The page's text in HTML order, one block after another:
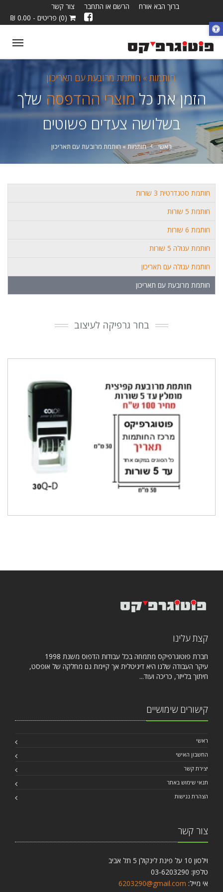
ברוך הבא אורח הרשם או התחבר
צור קשר
(0) פריטים - 0.00 ₪
חותמות » חותמת מרובעת עם תאריכון
הזמן את כלמוצרי ההדפסה שלך
בשלושה צעדים פשוטים
ראשי חותמות »חותמת מרובעת עם תאריכון
חותמת סטנדרטית 3 שורות
חותמת 5 שורות
חותמת 6 שורות
חותמת עגולה 5 שורות
חותמת עגולה עם תאריכון
חותמת מרובעת עם תאריכון
בחר גרפיקה לעיצוב
קצת עלינו
חברת פוטוגרפיקס מתמחה בכל עבודות הדפוס משנת 1998
עיקר העבודה שלנו היא דיגיטלית אך קיימת גם מחלקה של אופסט,
חיתוך בלייזר, כריכה ועוד...
קישורים שימושיים
ראשי
החשבון האישי
יצירת קשר
תנאי שימוש באתר
הצהרת נגישות
צור קשר
וילסון 10 על פינת לינקולן 5 תל אביב
טלפון: 03-6203290
אי מייל: 6203290@gmail.com